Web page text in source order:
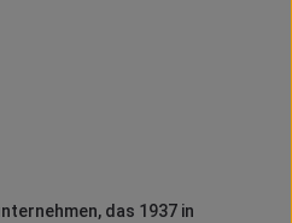
das 1937 in